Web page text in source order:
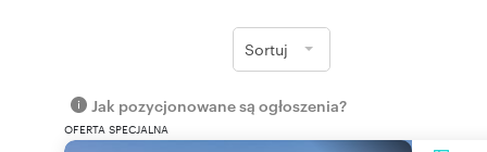
Sortuj
Jak pozycjonowane są ogłoszenia?
OFERTA SPECJALNA